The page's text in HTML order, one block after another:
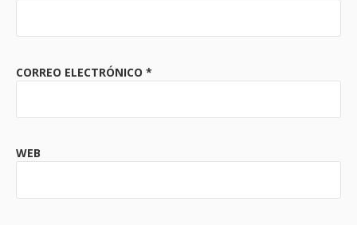
CORREO ELECTRÓNICO *
WEB